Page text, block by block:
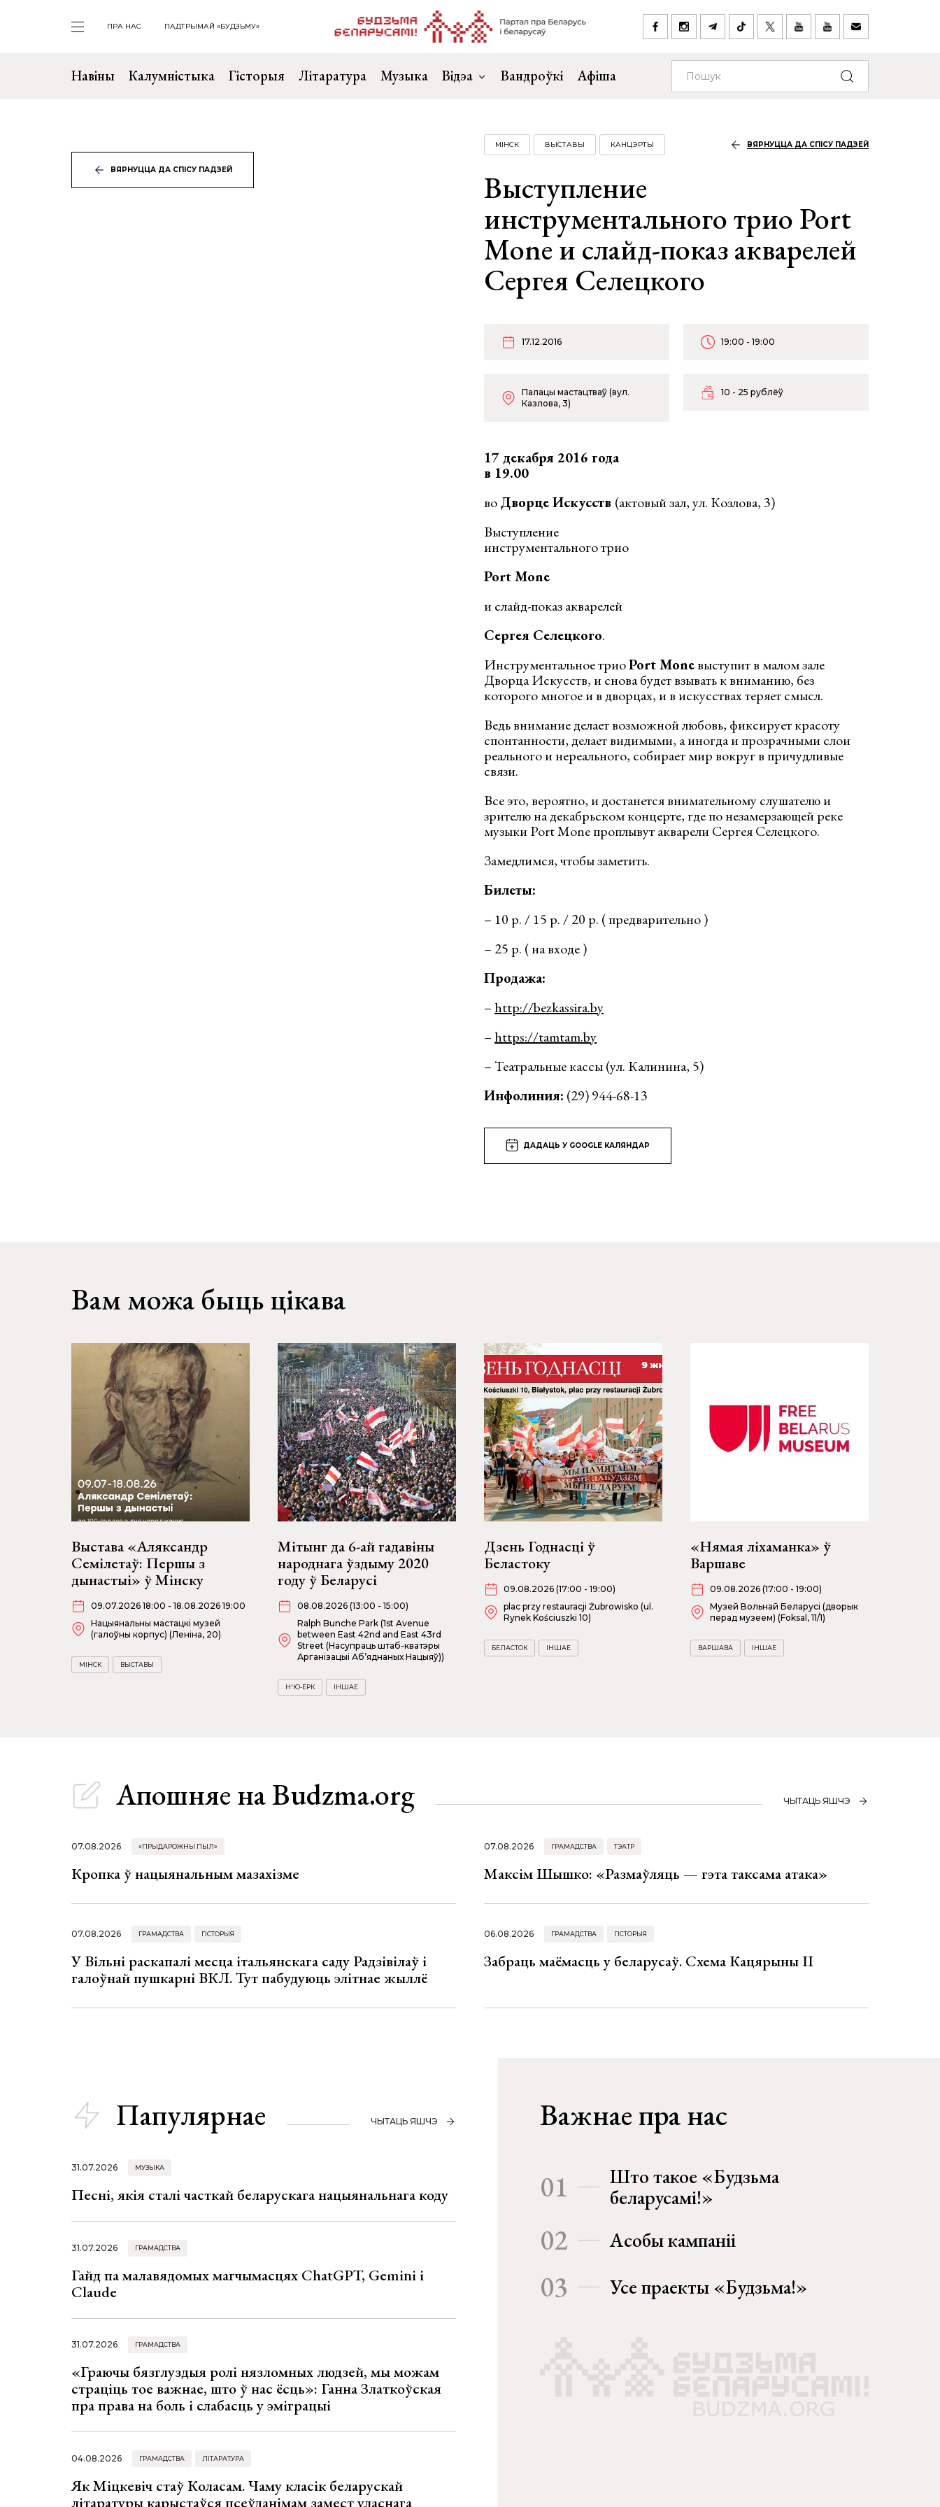
ПРА НАС ПАДТРЫМАЙ «БУДЗЬМУ»
Навіны Калумністыка Гісторыя Літаратура Музыка Відэа Вандроўкі Афіша
ВЯРНУЦЦА ДА СПІСУ ПАДЗЕЙ
МІНСК ВЫСТАВЫ КАНЦЭРТЫ ВЯРНУЦЦА ДА СПІСУ ПАДЗЕЙ
Выступление
инструментального трио Port
Mone и слайд-показ акварелей
Сергея Селецкого
17.12.2016 19:00 - 19:00
Палацы мастацтваў (вул.
Казлова, 3)
10 - 25 рублёў
17 декабря 2016 года
в 19.00
воДворце Искусств (актовый зал, ул. Козлова, 3)
Выступление
инструментального трио
Port Mone
и слайд-показ акварелей
Сергея Селецкого.
Инструментальное триоPort Moneвыступит в малом зале
Дворца Искусств, и снова будет взывать к вниманию, без
которого многое и в дворцах, и в искусствах теряет смысл.
Ведь внимание делает возможной любовь, фиксирует красоту
спонтанности, делает видимыми, а иногда и прозрачными слои
реального и нереального, собирает мир вокруг в причудливые
связи.
Все это, вероятно, и достанется внимательному слушателю и
зрителю на декабрьском концерте, где по незамерзающей реке
музыки Port Mone проплывут акварели Сергея Селецкого.
Замедлимся, чтобы заметить.
Билеты:
– 10 р. / 15 р. / 20 р. ( предварительно )
– 25 р. ( на входе )
Продажа:
–http://bezkassira.by
–https://tamtam.by
– Театральные кассы (ул. Калинина, 5)
Инфолиния: (29) 944-68-13
ДАДАЦЬ У GOOGLE КАЛЯНДАР
Вам можа быць цікава
Выстава «Аляксандр
Семілетаў: Першы з
дынастыі» ў Мінску
09.07.2026 18:00 - 18.08.2026 19:00
Нацыянальны мастацкі музей
(галоўны корпус) (Леніна, 20)
МІНСК ВЫСТАВЫ
Мітынг да 6-ай гадавіны
народнага ўздыму 2020
году ў Беларусі
08.08.2026 (13:00 - 15:00)
Ralph Bunche Park (1st Avenue
between East 42nd and East 43rd
Street (Насупраць штаб-кватэры
Арганізацыі Аб’яднаных Нацыяў))
Н'Ю-ЁРК ІНШАЕ
Дзень Годнасці ў
Беластоку
09.08.2026 (17:00 - 19:00)
plac przy restauracji Żubrowisko (ul.
Rynek Kościuszki 10)
БЕЛАСТОК ІНШАЕ
«Нямая ліхаманка» ў
Варшаве
09.08.2026 (17:00 - 19:00)
Музей Вольнай Беларусі (дворык
перад музеем) (Foksal, 11/1)
ВАРШАВА ІНШАЕ
Апошняе на Budzma.org ЧЫТАЦЬ ЯШЧЭ
07.08.2026 «ПРЫДАРОЖНЫ ПЫЛ»
Кропка ў нацыянальным мазахізме
07.08.2026 ГРАМАДСТВА ТЭАТР
Максім Шышко: «Размаўляць — гэта таксама атака»
07.08.2026 ГРАМАДСТВА ГІСТОРЫЯ
У Вільні раскапалі месца італьянскага саду Радзівілаў і
галоўнай пушкарні ВКЛ. Тут пабудуюць элітнае жыллё
06.08.2026 ГРАМАДСТВА ГІСТОРЫЯ
Забраць маёмасць у беларусаў. Схема Кацярыны ІІ
Папулярнае ЧЫТАЦЬ ЯШЧЭ
31.07.2026 МУЗЫКА
Песні, якія сталі часткай беларускага нацыянальнага коду
31.07.2026 ГРАМАДСТВА
Гайд па малавядомых магчымасцях ChatGPT, Gemini і
Claude
31.07.2026 ГРАМАДСТВА
«Граючы бязглуздыя ролі нязломных людзей, мы можам
страціць тое важнае, што ў нас ёсць»: Ганна Златкоўская
пра права на боль і слабасць у эміграцыі
04.08.2026 ГРАМАДСТВА ЛІТАРАТУРА
Як Міцкевіч стаў Коласам. Чаму класік беларускай
літаратуры карыстаўся псеўданімам замест уласнага
Важнае пра нас
01
Што такое «Будзьма
беларусамі!»
02 Асобы кампаніі
03 Усе праекты «Будзьма!»